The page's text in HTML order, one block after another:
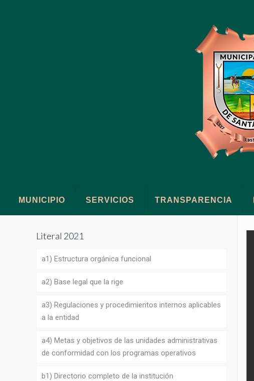
MUNICIPIO SERVICIOS TRANSPARENCIA
Literal 2021
a1) Estructura orgánica funcional
a2) Base legal que la rige
a3) Regulaciones y procedimientos internos aplicables
a la entidad
a4) Metas y objetivos de las unidades administrativas
de conformidad con los programas operativos
b1) Directorio completo de la institución